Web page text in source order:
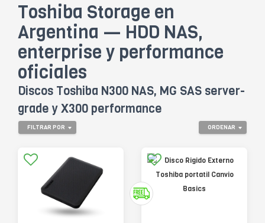
Toshiba Storage en
Argentina — HDD NAS,
enterprise y performance
oficiales
Discos Toshiba N300 NAS, MG SAS server-
grade y X300 performance
ORDENAR
FILTRAR POR